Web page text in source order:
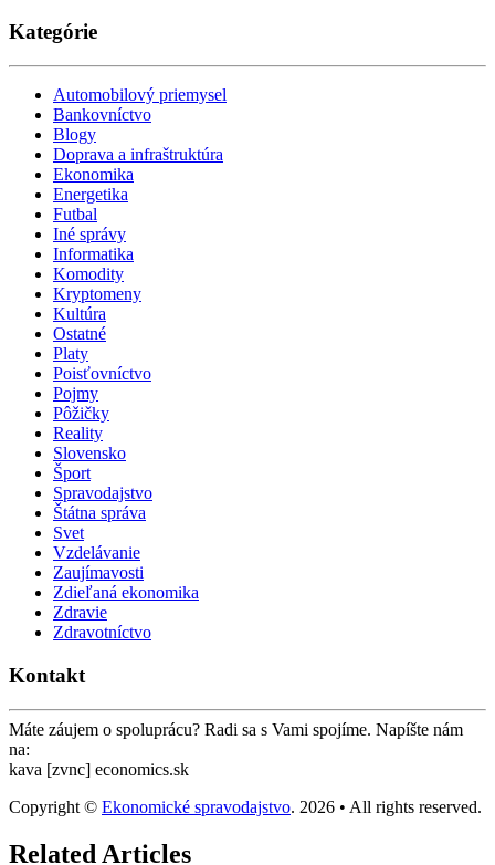
Kategórie
Automobilový priemysel
Bankovníctvo
Blogy
Doprava a infraštruktúra
Ekonomika
Energetika
Futbal
Iné správy
Informatika
Komodity
Kryptomeny
Kultúra
Ostatné
Platy
Poisťovníctvo
Pojmy
Pôžičky
Reality
Slovensko
Šport
Spravodajstvo
Štátna správa
Svet
Vzdelávanie
Zaujímavosti
Zdieľaná ekonomika
Zdravie
Zdravotníctvo
Kontakt
Máte záujem o spoluprácu? Radi sa s Vami spojíme. Napíšte nám
na:
kava [zvnc] economics.sk
Copyright © Ekonomické spravodajstvo. 2026 • All rights reserved.
Related Articles